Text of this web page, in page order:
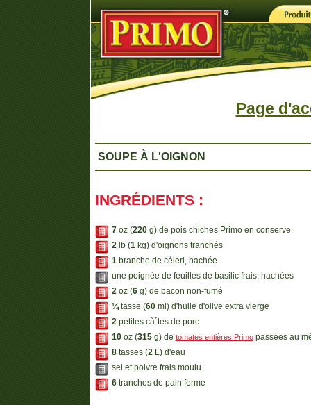
Page
SOUPE À L'OIGNON
INGRÉDIENTS :
7 oz (220g) de pois chiches Primo en conserve
2 lb (1kg) d'oignons tranchés
1 branche de céleri, hachée
une poignée de feuilles de basilic frais, hachées
2 oz (6g) de bacon non-fumé
¼tasse (60ml) d'huile d'olive extra vierge
2 petites cà´tes de porc
10 oz (315g) de tomates entières Primopassées au
8 tasses (2L) d'eau
sel et poivre frais moulu
6 tranches de pain ferme